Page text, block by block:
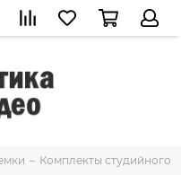
Комплекты студийного